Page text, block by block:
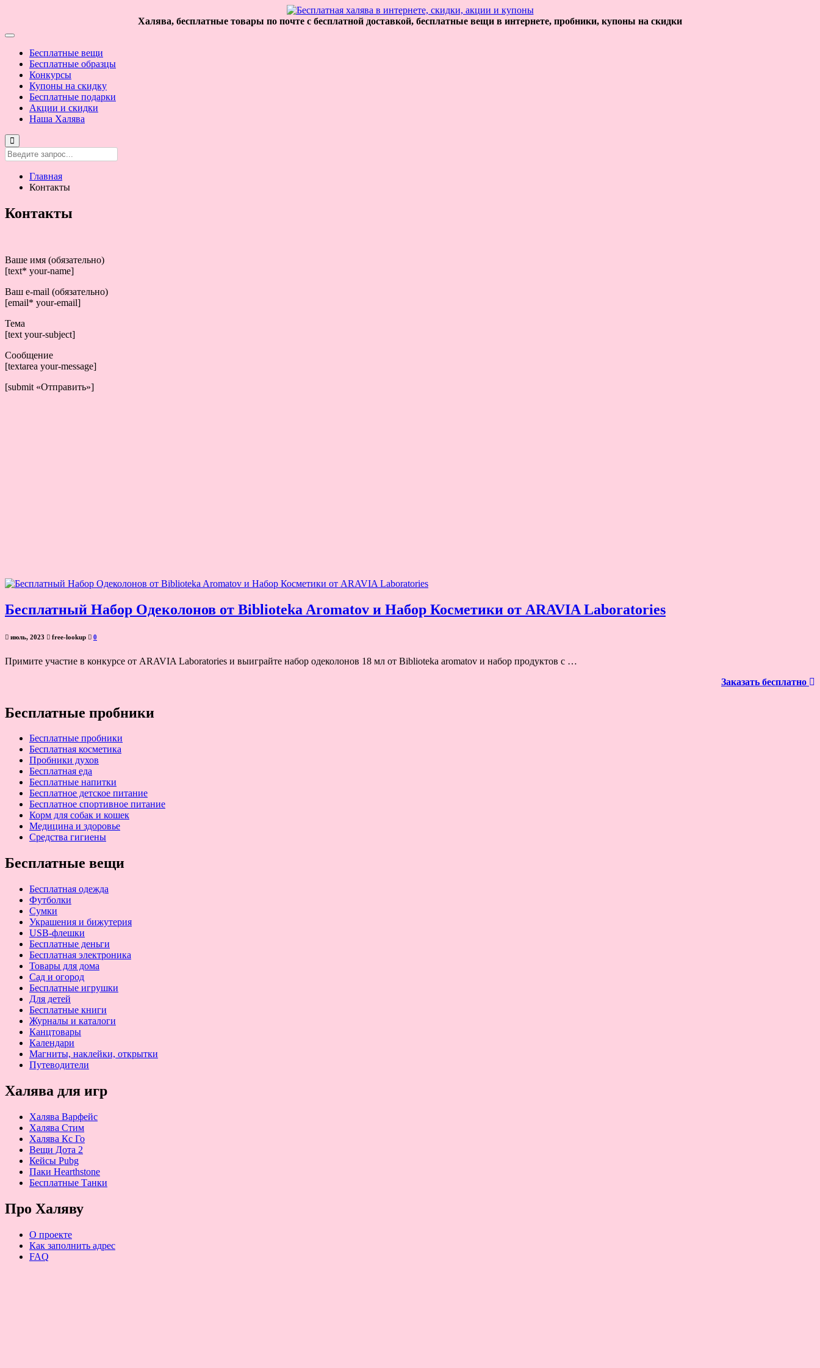
Халява, бесплатные товары по почте с бесплатной доставкой, бесплатные вещи в интернете, пробники, купоны на скидки
Бесплатные вещи
Бесплатные образцы
Конкурсы
Купоны на скидку
Бесплатные подарки
Акции и скидки
Наша Халява
Главная
Контакты
Контакты
Ваше имя (обязательно)
[text* your-name]
Ваш e-mail (обязательно)
[email* your-email]
Тема
[text your-subject]
Сообщение
[textarea your-message]
[submit «Отправить»]
Бесплатный Набор Одеколонов от Biblioteka Aromatov и Набор Косметики от ARAVIA Laboratories
июль, 2023 free-lookup 0
Примите участие в конкурсе от ARAVIA Laboratories и выиграйте набор одеколонов 18 мл от Biblioteka aromatov и набор продуктов с …
Заказать бесплатно
Бесплатные пробники
Бесплатные пробники
Бесплатная косметика
Пробники духов
Бесплатная еда
Бесплатные напитки
Бесплатное детское питание
Бесплатное спортивное питание
Корм для собак и кошек
Медицина и здоровье
Средства гигиены
Бесплатные вещи
Бесплатная одежда
Футболки
Сумки
Украшения и бижутерия
USB-флешки
Бесплатные деньги
Бесплатная электроника
Товары для дома
Сад и огород
Бесплатные игрушки
Для детей
Бесплатные книги
Журналы и каталоги
Канцтовары
Календари
Магниты, наклейки, открытки
Путеводители
Халява для игр
Халява Варфейс
Халява Стим
Халява Кс Го
Вещи Дота 2
Кейсы Pubg
Паки Hearthstone
Бесплатные Танки
Про Халяву
О проекте
Как заполнить адрес
FAQ